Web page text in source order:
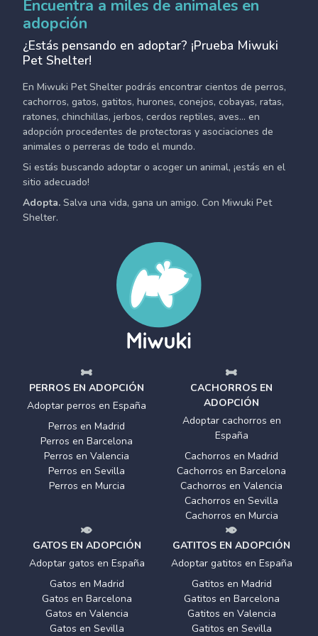
Encuentra a miles de animales en
adopción
¿Estás pensando en adoptar? ¡Prueba Miwuki
Pet Shelter!
En Miwuki Pet Shelter podrás encontrar cientos de perros,
cachorros, gatos, gatitos, hurones, conejos, cobayas, ratas,
ratones, chinchillas, jerbos, cerdos reptiles, aves... en
adopción procedentes de protectoras y asociaciones de
animales o perreras de todo el mundo.
Si estás buscando adoptar o acoger un animal, ¡estás en el
sitio adecuado!
Adopta. Salva una vida, gana un amigo. Con Miwuki Pet
Shelter.
PERROS EN ADOPCIÓN
Adoptar perros en España
Perros en Madrid
Perros en Barcelona
Perros en Valencia
Perros en Sevilla
Perros en Murcia
CACHORROS EN
ADOPCIÓN
Adoptar cachorros en
España
Cachorros en Madrid
Cachorros en Barcelona
Cachorros en Valencia
Cachorros en Sevilla
Cachorros en Murcia
GATOS EN ADOPCIÓN
Adoptar gatos en España
Gatos en Madrid
Gatos en Barcelona
Gatos en Valencia
Gatos en Sevilla
GATITOS EN ADOPCIÓN
Adoptar gatitos en España
Gatitos en Madrid
Gatitos en Barcelona
Gatitos en Valencia
Gatitos en Sevilla